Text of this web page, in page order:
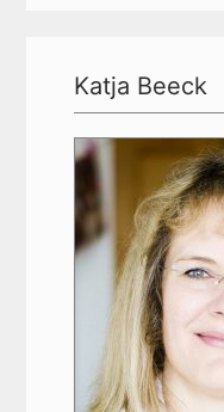
Katja Beeck